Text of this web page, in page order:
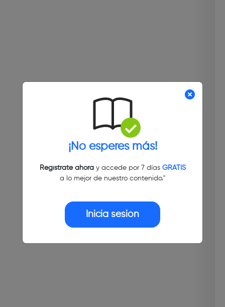
¡No esperes más!
Regístrate ahoray accede por 7 días GRATIS
a lo mejor de nuestro contenido."
Inicia sesión